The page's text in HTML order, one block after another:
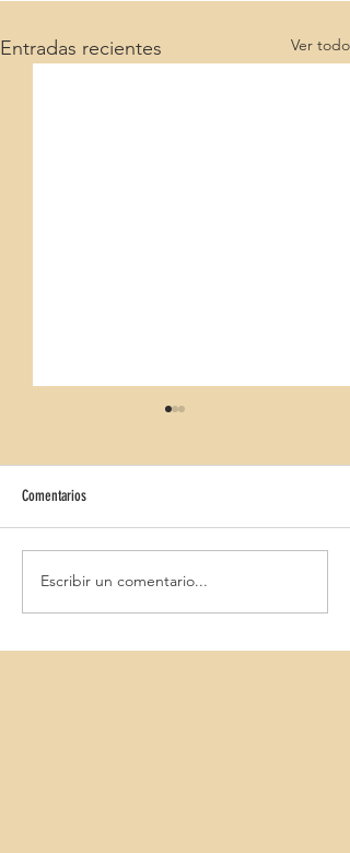
Entradas recientes Ver todo
HALLOWEEN IBEROSTAR CIUDAD
BLANCA 4*
Comentarios
Escribir un comentario...